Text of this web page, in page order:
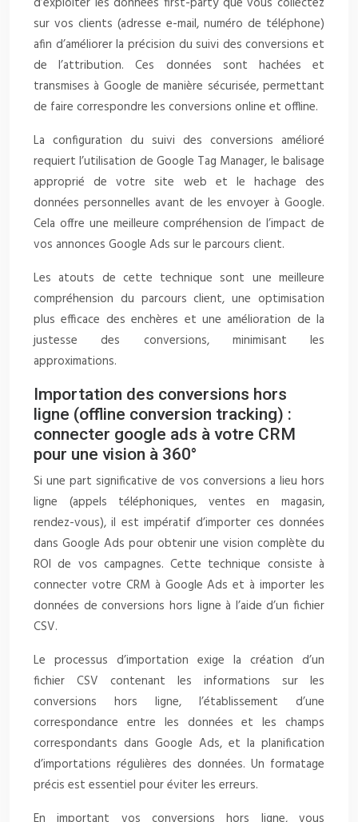
sur vos clients (adresse e-mail, numéro de téléphone)
afin d’améliorer la précision du suivi des conversions et
de l’attribution. Ces données sont hachées et
transmises à Google de manière sécurisée, permettant
de faire correspondre les conversions online et offline.
La configuration du suivi des conversions amélioré
requiert l’utilisation de Google Tag Manager, le balisage
approprié de votre site web et le hachage des
données personnelles avant de les envoyer à Google.
Cela offre une meilleure compréhension de l’impact de
vos annonces Google Ads sur le parcours client.
Les atouts de cette technique sont une meilleure
compréhension du parcours client, une optimisation
plus efficace des enchères et une amélioration de la
justesse des conversions, minimisant les
approximations.
Importation des conversions hors
ligne (offline conversion tracking) :
connecter google ads à votre CRM
pour une vision à 360°
Si une part significative de vos conversions a lieu hors
ligne (appels téléphoniques, ventes en magasin,
rendez-vous), il est impératif d’importer ces données
dans Google Ads pour obtenir une vision complète du
ROI de vos campagnes. Cette technique consiste à
connecter votre CRM à Google Ads et à importer les
données de conversions hors ligne à l’aide d’un fichier
CSV.
Le processus d’importation exige la création d’un
fichier CSV contenant les informations sur les
conversions hors ligne, l’établissement d’une
correspondance entre les données et les champs
correspondants dans Google Ads, et la planification
d’importations régulières des données. Un formatage
précis est essentiel pour éviter les erreurs.